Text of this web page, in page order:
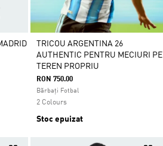
TRICOU ARGENTINA 26
AUTHENTIC PENTRU MECIURI PE
TEREN PROPRIU
RON 750.00
Bărbați Fotbal
2 Colours
Stoc epuizat